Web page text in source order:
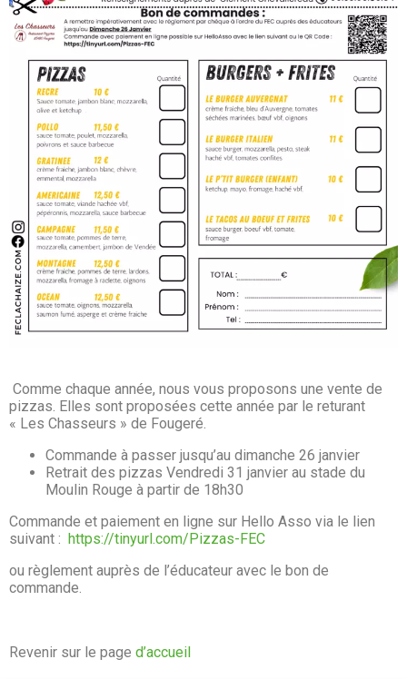
Comme chaque année, nous vous proposons une vente de
pizzas. Elles sont proposées cette année par le returant
« Les Chasseurs » de Fougeré.
Commande à passer jusqu’au dimanche 26 janvier
Retrait des pizzas Vendredi 31 janvier au stade du
Moulin Rouge à partir de 18h30
Commande et paiement en ligne sur Hello Asso via le lien
suivant : https://tinyurl.com/Pizzas-FEC
ou règlement auprès de l’éducateur avec le bon de
commande.
Revenir sur le page d’accueil